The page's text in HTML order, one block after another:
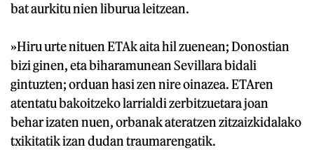
bat aurkitu nien liburua leitzean.
»Hiru urte nituen ETAk aita hil zuenean; Donostian
bizi ginen, eta biharamunean Sevillara bidali
gintuzten; orduan hasi zen nire oinazea. ETAren
atentatu bakoitzeko larrialdi zerbitzuetara joan
behar izaten nuen, orbanak ateratzen zitzaizkidalako
txikitatik izan dudan traumarengatik.